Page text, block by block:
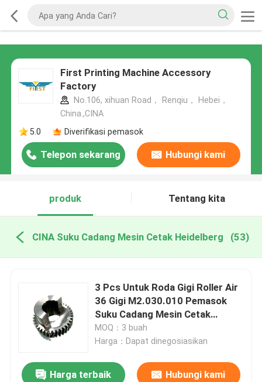
First Printing Machine Accessory
Factory
No.106, xihuan Road， Renqiu， Hebei，
China.,CINA
5.0
Diverifikasi pemasok
Telepon sekarang Hubungi kami
produk Tentang kita
CINA Suku Cadang Mesin Cetak Heidelberg (53)
3 Pcs Untuk Roda Gigi Roller Air
36 Gigi M2.030.010 Pemasok
Suku Cadang Mesin Cetak
Heidelberg SM74
MOQ：3 buah
Harga：Dapat dinegosiasikan
Harga terbaik Hubungi kami